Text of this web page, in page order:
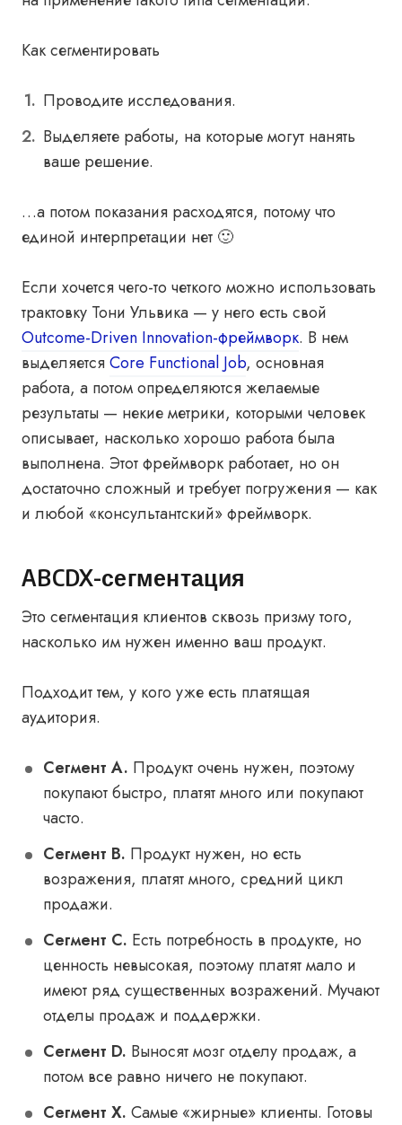
Как сегментировать
Проводите исследования.
Выделяете работы, на которые могут нанять
ваше решение.
…а потом показания расходятся, потому что
единой интерпретации нет 🙂
Если хочется чего-то четкого можно использовать
трактовку Тони Ульвика — у него есть свой
Outcome-Driven Innovation-фреймворк. В нем
выделяетсяCore Functional Job, основная
работа, а потом определяются желаемые
результаты — некие метрики, которыми человек
описывает, насколько хорошо работа была
выполнена. Этот фреймворк работает, но он
достаточно сложный и требует погружения — как
и любой «консультантский» фреймворк.
ABCDX-сегментация
Это сегментация клиентов сквозь призму того,
насколько им нужен именно ваш продукт.
Подходит тем, у кого уже есть платящая
аудитория.
Сегмент A. Продукт очень нужен, поэтому
покупают быстро, платят много или покупают
часто.
Сегмент B. Продукт нужен, но есть
возражения, платят много, средний цикл
продажи.
Сегмент С. Есть потребность в продукте, но
ценность невысокая, поэтому платят мало и
имеют ряд существенных возражений. Мучают
отделы продаж и поддержки.
Сегмент D. Выносят мозг отделу продаж, а
потом все равно ничего не покупают.
Сегмент X. Самые «жирные» клиенты. Готовы